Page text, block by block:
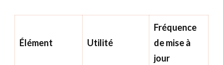
Élément Utilité
Fréquence
de mise à
jour